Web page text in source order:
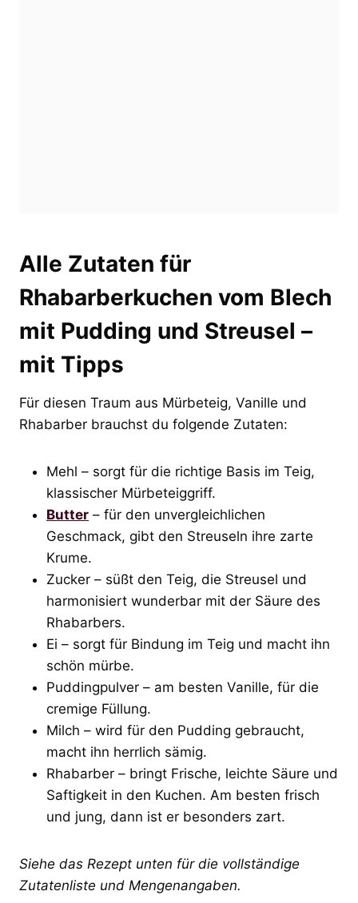
Alle Zutaten für
Rhabarberkuchen vom Blech
mit Pudding und Streusel –
mit Tipps
Für diesen Traum aus Mürbeteig, Vanille und
Rhabarber brauchst du folgende Zutaten:
Mehl – sorgt für die richtige Basis im Teig,
klassischer Mürbeteiggriff.
Butter – für den unvergleichlichen
Geschmack, gibt den Streuseln ihre zarte
Krume.
Zucker – süßt den Teig, die Streusel und
harmonisiert wunderbar mit der Säure des
Rhabarbers.
Ei – sorgt für Bindung im Teig und macht ihn
schön mürbe.
Puddingpulver – am besten Vanille, für die
cremige Füllung.
Milch – wird für den Pudding gebraucht,
macht ihn herrlich sämig.
Rhabarber – bringt Frische, leichte Säure und
Saftigkeit in den Kuchen. Am besten frisch
und jung, dann ist er besonders zart.
Siehe das Rezept unten für die vollständige
Zutatenliste und Mengenangaben.